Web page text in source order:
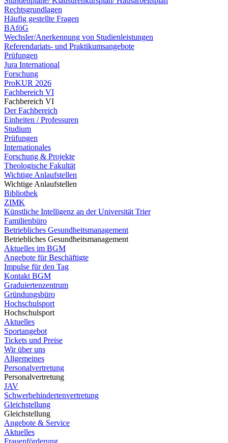
Rechtsgrundlagen
Häufig gestellte Fragen
BAföG
Wechsler/Anerkennung von Studienleistungen
Referendariats- und Praktikumsangebote
Prüfungen
Jura International
Forschung
ProKUR 2026
Fachbereich VI
Fachbereich VI
Der Fachbereich
Einheiten / Professuren
Studium
Prüfungen
Internationales
Forschung & Projekte
Theologische Fakultät
Wichtige Anlaufstellen
Wichtige Anlaufstellen
Bibliothek
ZIMK
Künstliche Intelligenz an der Universität Trier
Familienbüro
Betriebliches Gesundheitsmanagement
Betriebliches Gesundheitsmanagement
Aktuelles im BGM
Angebote für Beschäftigte
Impulse für den Tag
Kontakt BGM
Graduiertenzentrum
Gründungsbüro
Hochschulsport
Hochschulsport
Aktuelles
Sportangebot
Tickets und Preise
Wir über uns
Allgemeines
Personalvertretung
Personalvertretung
JAV
Schwerbehindertenvertretung
Gleichstellung
Gleichstellung
Angebote & Service
Aktuelles
Frauenförderung